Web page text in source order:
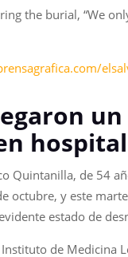
the burial, “We
Quintanilla, de 54
octubre, y este
estado de
de Medicina